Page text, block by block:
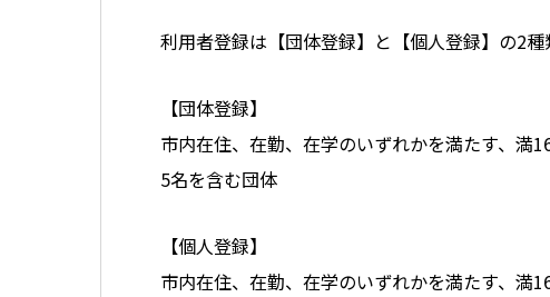
利用者登録は【団体登録】と【個人登録】の2種
【団体登録】
市内在住、在勤、在学のいずれかを満たす、満
5名を含む団体
【個人登録】
市内在住、在勤、在学のいずれかを満たす、満